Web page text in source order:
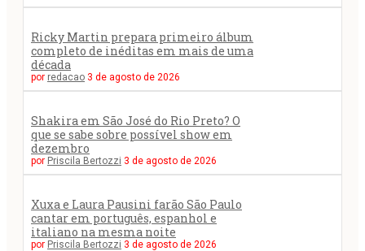
Ricky Martin prepara primeiro álbum
completo de inéditas em mais de uma
década
por redacao 3 de agosto de 2026
Shakira em São José do Rio Preto? O
que se sabe sobre possível show em
dezembro
por Priscila Bertozzi 3 de agosto de 2026
Xuxa e Laura Pausini farão São Paulo
cantar em português, espanhol e
italiano na mesma noite
por Priscila Bertozzi 3 de agosto de 2026